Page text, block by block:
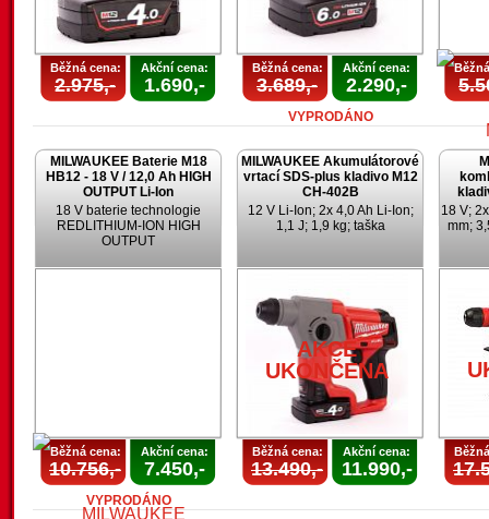
Běžná cena:
2.975,-
Akční cena:
1.690,-
Běžná cena:
3.689,-
Akční cena:
2.290,-
VYPRODÁNO
MILWAUKEE Baterie M18
HB12 - 18 V / 12,0 Ah HIGH
OUTPUT Li-Ion
18 V baterie technologie
REDLITHIUM-ION HIGH
OUTPUT
Běžná cena:
10.756,-
Akční cena:
7.450,-
VYPRODÁNO
MILWAUKEE Akumulátorové
vrtací SDS-plus kladivo M12
CH-402B
12 V Li-Ion; 2x 4,0 Ah Li-Ion;
1,1 J; 1,9 kg; taška
AKCE
UKONČENA
Běžná cena:
13.490,-
Akční cena:
11.990,-
18 V;
mm;